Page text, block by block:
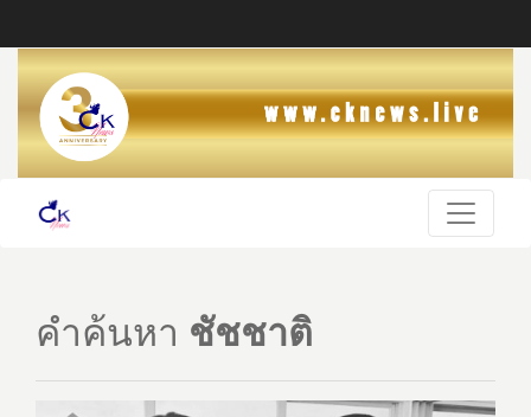
คำค้นหา ชัชชาติ